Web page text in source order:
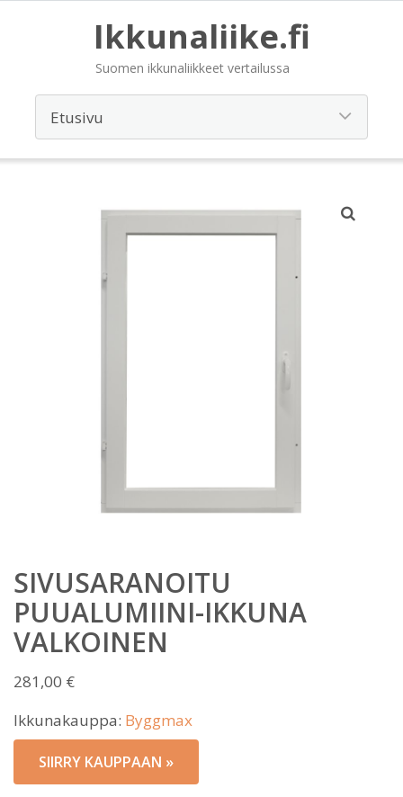
Ikkunaliike.fi
Suomen ikkunaliikkeet vertailussa
SIVUSARANOITU
PUUALUMIINI-IKKUNA
VALKOINEN
281,00 €
Ikkunakauppa: Byggmax
SIIRRY KAUPPAAN »